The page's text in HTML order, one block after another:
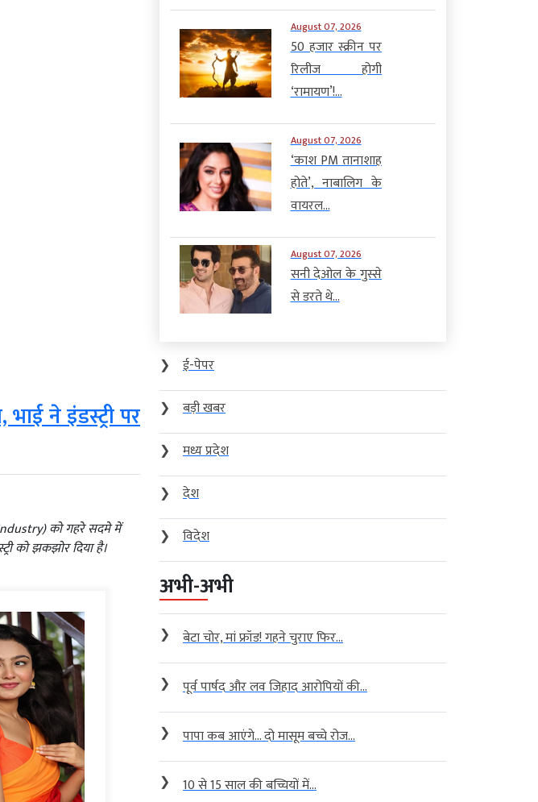
ने इंडस्ट्री पर
को गहरे सदमे में
को झकझोर दिया है।
August 07, 2026
50 हजार स्क्रीन पर
रिलीज होगी
‘रामायण’!...
August 07, 2026
‘काश PM तानाशाह
होते’, नाबालिग के
वायरल...
August 07, 2026
सनी देओल के गुस्से
से डरते थे...
❯
ई-पेपर
❯
बड़ी खबर
❯
मध्य प्रदेश
❯
देश
❯
विदेश
अभी-अभी
❯ बेटा चोर, मां फ्रॉड! गहने चुराए फिर...
❯ पूर्व पार्षद और लव जिहाद आरोपियों की...
❯ पापा कब आएंगे… दो मासूम बच्चे रोज...
❯ 10 से 15 साल की बच्चियों में...